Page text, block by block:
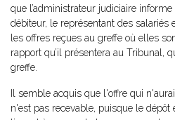
que l’administrateur judiciaire
débiteur, le représentant des salariés
les offres reçues au greffe où elles
rapport qu’il présentera au Tribunal,
greffe.
Il semble acquis que l'offre qui
n'est pas recevable, puisque le